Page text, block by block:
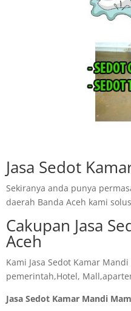
Jasa Sedot
Sekiranya anda punya
daerah Banda Aceh kami
Cakupan Jasa
Aceh
Kami Jasa Sedot Kamar
pemerintah,Hotel,
Jasa Sedot Kamar Mandi